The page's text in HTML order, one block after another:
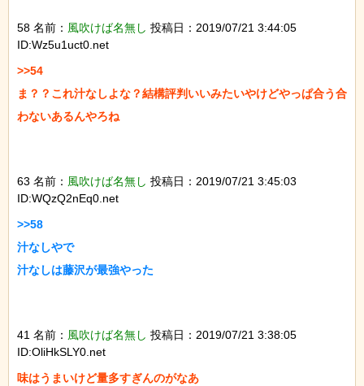
58 名前： 風吹けば名無し 投稿日：2019/07/21 3:44:05
ID:Wz5u1uct0.net
>>54
ま？？これ汁なしよな？結構評判いいみたいやけどやっぱ合う合
わないあるんやろね
63 名前： 風吹けば名無し 投稿日：2019/07/21 3:45:03
ID:WQzQ2nEq0.net
>>58
汁なしやで
汁なしは藤沢が最強やった
41 名前： 風吹けば名無し 投稿日：2019/07/21 3:38:05
ID:OliHkSLY0.net
味はうまいけど量多すぎんのがなあ